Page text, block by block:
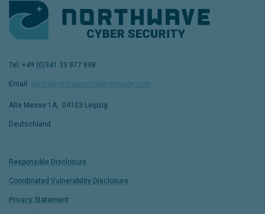
Tel: +49 (0)341 33 977 898
Email: dach@northwave-cybersecurity.com
Alte Messe 1A, 04103 Leipzig
Deutschland
Responsible Disclosure
Coordinated Vulnerability Disclosure
Privacy Statement